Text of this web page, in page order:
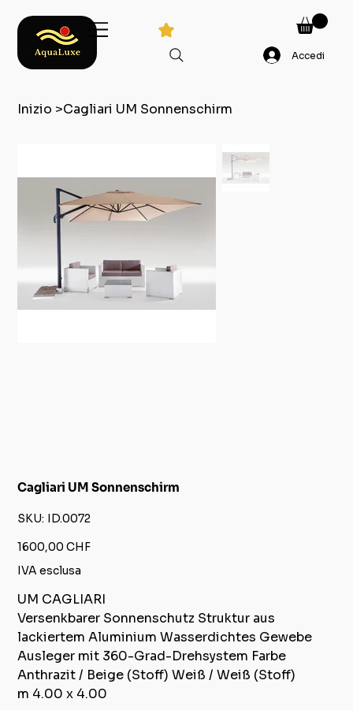
Accedi
Inizio >Cagliari UM Sonnenschirm
Cagliari UM Sonnenschirm
SKU: SKU
ID.0072
ID.0072
Prezzo
1600,00 CHF
IVA esclusa
UM CAGLIARI
Versenkbarer Sonnenschutz Struktur aus
lackiertem Aluminium Wasserdichtes Gewebe
Ausleger mit 360-Grad-Drehsystem Farbe
Anthrazit / Beige (Stoff) Weiß / Weiß (Stoff)
m 4.00 x 4.00